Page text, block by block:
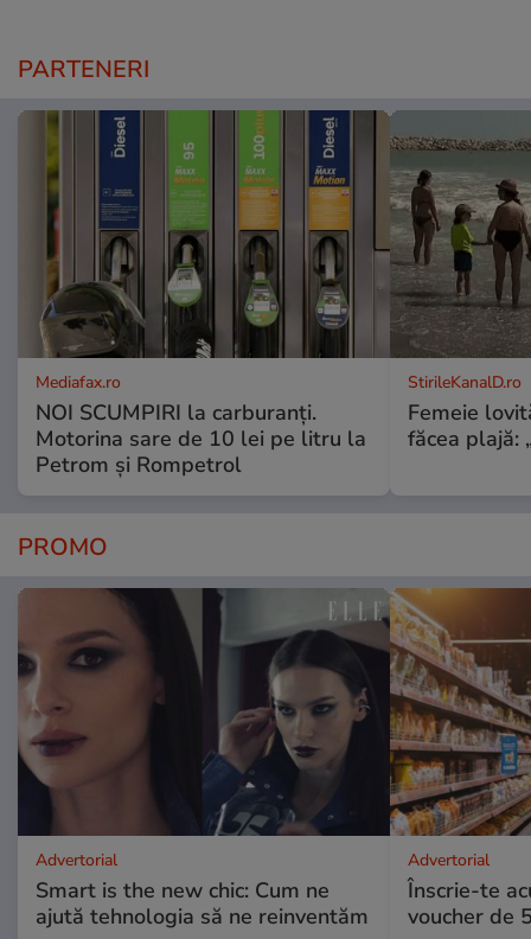
PARTENERI
Mediafax.ro
NOI SCUMPIRI la carburanți.
Motorina sare de 10 lei pe litru la
Petrom și Rompetrol
StirileKanalD.ro
Femeie
făcea plajă:
PROMO
Advertorial
Smart is the new chic: Cum ne
ajută tehnologia să ne reinventăm
Advertorial
Înscrie-te
voucher de